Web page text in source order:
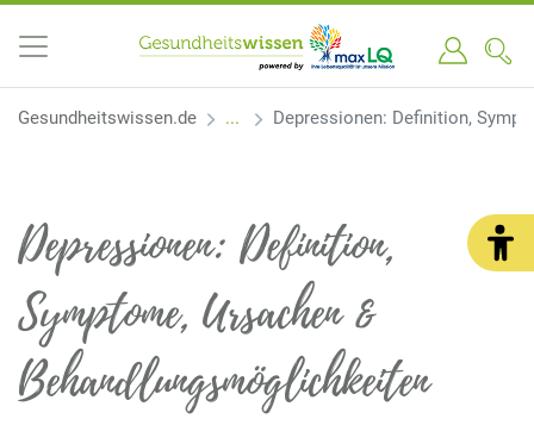
Gesundheitswissen.de Depressionen: Definition,
Depressionen: Definition,
Symptome, Ursachen &
Behandlungsmöglichkeiten